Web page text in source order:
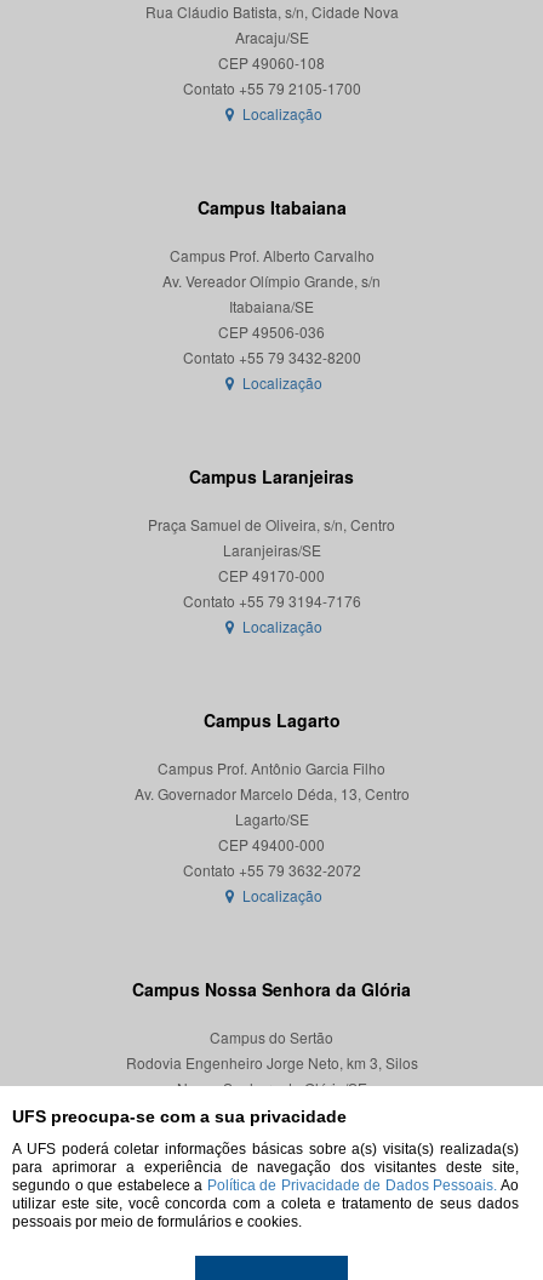
UFS preocupa-se com a sua privacidade
A UFS poderá coletar informações básicas sobre a(s) visita(s) realizada(s)
para aprimorar a experiência de navegação dos visitantes deste site,
segundo o que estabelece a Política de Privacidade de Dados Pessoais. Ao
utilizar este site, você concorda com a coleta e tratamento de seus dados
pessoais por meio de formulários e cookies.
Rua Cláudio Batista, s/n, Cidade Nova
Aracaju/SE
CEP 49060-108
Localização
Campus Itabaiana
Campus Prof. Alberto Carvalho
Av. Vereador Olímpio Grande, s/n
Itabaiana/SE
CEP 49506-036
Localização
Campus Laranjeiras
Praça Samuel de Oliveira, s/n, Centro
Laranjeiras/SE
CEP 49170-000
Localização
Campus Lagarto
Campus Prof. Antônio Garcia Filho
Av. Governador Marcelo Déda, 13, Centro
Lagarto/SE
CEP 49400-000
Localização
Campus Nossa Senhora da Glória
Campus do Sertão
Rodovia Engenheiro Jorge Neto, km 3, Silos
Nossa Senhora da Glória/SE
CEP 49680-000
Localização